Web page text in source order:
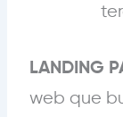
LANDING
web que